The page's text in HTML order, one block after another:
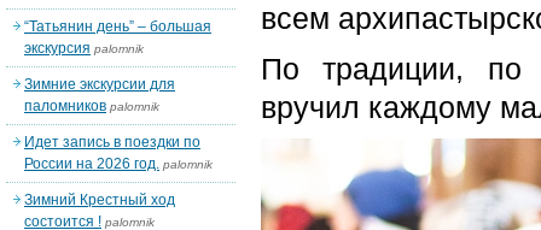
всем
По традиции, по
вручил каждому
“Татьянин день” – большая
экскурсия palomnik
Зимние экскурсии для
паломников palomnik
Идет запись в поездки по
России на 2026 год. palomnik
Зимний Крестный ход
состоится ! palomnik